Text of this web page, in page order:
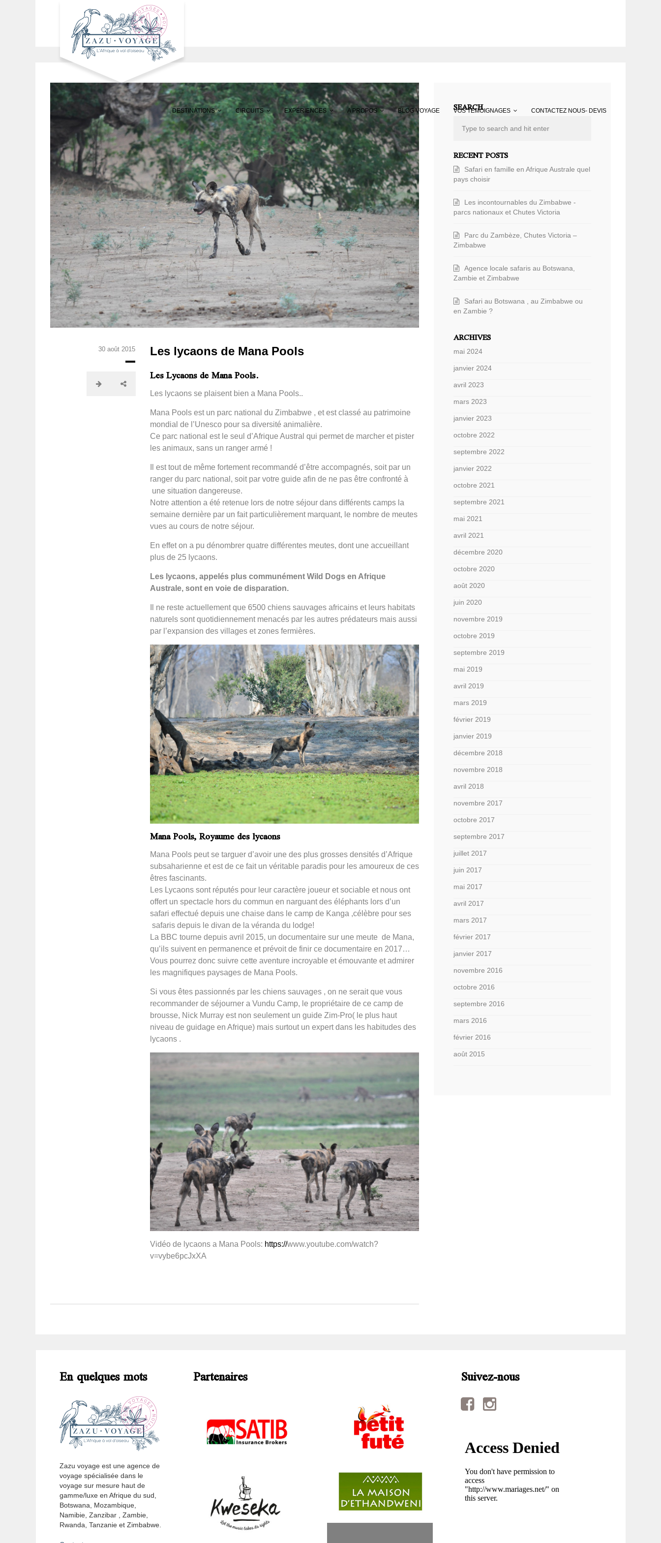
DESTINATIONS CIRCUITS EXPÉRIENCES A PROPOS BLOG VOYAGE VOS TÉMOIGNAGES CONTACTEZ NOUS- DEVIS
30 août 2015 Les lycaons de Mana Pools
Les Lycaons de Mana Pools.
Les lycaons se plaisent bien a Mana Pools..
Mana Pools est un parc national du Zimbabwe , et est classé au patrimoine
mondial de l’Unesco pour sa diversité animalière.
Ce parc national est le seul d’Afrique Austral qui permet de marcher et pister
les animaux, sans un ranger armé !
Il est tout de même fortement recommandé d’être accompagnés, soit par un
ranger du parc national, soit par votre guide afin de ne pas être confronté à
une situation dangereuse.
Notre attention a été retenue lors de notre séjour dans différents camps la
semaine dernière par un fait particulièrement marquant, le nombre de meutes
vues au cours de notre séjour.
En effet on a pu dénombrer quatre différentes meutes, dont une accueillant
plus de 25 lycaons.
Les lycaons, appelés plus communément Wild Dogs en Afrique
Australe, sont en voie de disparation.
Il ne reste actuellement que 6500 chiens sauvages africains et leurs habitats
naturels sont quotidiennement menacés par les autres prédateurs mais aussi
par l’expansion des villages et zones fermières.
Mana Pools, Royaume des lycaons
Mana Pools peut se targuer d’avoir une des plus grosses densités d’Afrique
subsaharienne et est de ce fait un véritable paradis pour les amoureux de ces
êtres fascinants.
Les Lycaons sont réputés pour leur caractère joueur et sociable et nous ont
offert un spectacle hors du commun en narguant des éléphants lors d’un
safari effectué depuis une chaise dans le camp de Kanga ,célèbre pour ses
safaris depuis le divan de la véranda du lodge!
La BBC tourne depuis avril 2015, un documentaire sur une meute de Mana,
qu’ils suivent en permanence et prévoit de finir ce documentaire en 2017…
Vous pourrez donc suivre cette aventure incroyable et émouvante et admirer
les magnifiques paysages de Mana Pools.
Si vous êtes passionnés par les chiens sauvages , on ne serait que vous
recommander de séjourner a Vundu Camp, le propriétaire de ce camp de
brousse, Nick Murray est non seulement un guide Zim-Pro( le plus haut
niveau de guidage en Afrique) mais surtout un expert dans les habitudes des
lycaons .
Vidéo de lycaons a Mana Pools: https://www.youtube.com/watch?
v=vybe6pcJxXA
SEARCH
RECENT POSTS
Safari en famille en Afrique Australe quel
pays choisir
Les incontournables du Zimbabwe -
parcs nationaux et Chutes Victoria
Parc du Zambèze, Chutes Victoria –
Zimbabwe
Agence locale safaris au Botswana,
Zambie et Zimbabwe
Safari au Botswana , au Zimbabwe ou
en Zambie ?
ARCHIVES
mai 2024
janvier 2024
avril 2023
mars 2023
janvier 2023
octobre 2022
septembre 2022
janvier 2022
octobre 2021
septembre 2021
mai 2021
avril 2021
décembre 2020
octobre 2020
août 2020
juin 2020
novembre 2019
octobre 2019
septembre 2019
mai 2019
avril 2019
mars 2019
février 2019
janvier 2019
décembre 2018
novembre 2018
avril 2018
novembre 2017
octobre 2017
septembre 2017
juillet 2017
juin 2017
mai 2017
avril 2017
mars 2017
février 2017
janvier 2017
novembre 2016
octobre 2016
septembre 2016
mars 2016
février 2016
août 2015
En quelques mots
Zazu voyage est une agence de
voyage spécialisée dans le
voyage sur mesure haut de
gamme/luxe en Afrique du sud,
Botswana, Mozambique,
Namibie, Zanzibar , Zambie,
Rwanda, Tanzanie et Zimbabwe.
Partenaires Suivez-nous